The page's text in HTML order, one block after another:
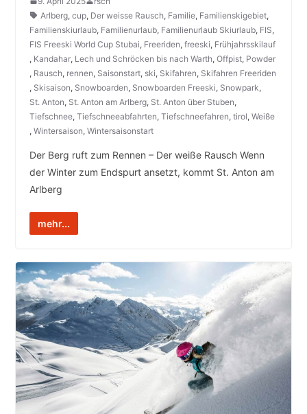
Arlberg, cup, Der weisse Rausch, Familie, Familienskigebiet,
Familienskiurlaub, Familienurlaub, Familienurlaub Skiurlaub, FIS,
FIS Freeski World Cup Stubai, Freeriden, freeski, Frühjahrsskilauf
, Kandahar, Lech und Schröcken bis nach Warth, Offpist, Powder
, Rausch, rennen, Saisonstart, ski, Skifahren, Skifahren Freeriden
, Skisaison, Snowboarden, Snowboarden Freeski, Snowpark,
St. Anton, St. Anton am Arlberg, St. Anton über Stuben,
Tiefschnee, Tiefschneeabfahrten, Tiefschneefahren, tirol, Weiße
, Wintersaison, Wintersaisonstart
Der Berg ruft zum Rennen – Der weiße Rausch Wenn
der Winter zum Endspurt ansetzt, kommt St. Anton am
Arlberg
mehr...